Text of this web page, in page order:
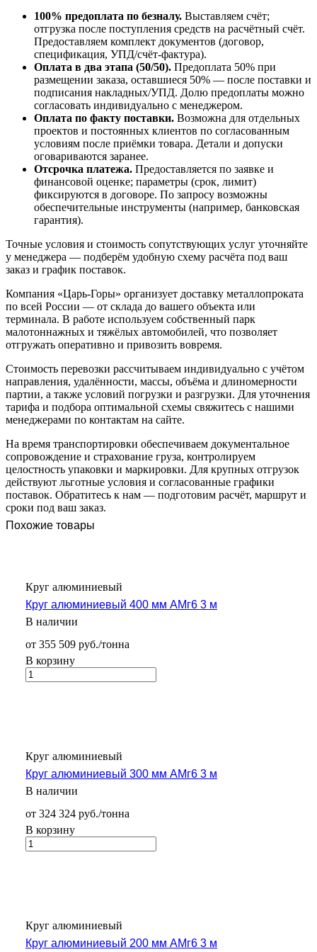
100% предоплата по безналу. Выставляем счёт;
отгрузка после поступления средств на расчётный счёт.
Предоставляем комплект документов (договор,
спецификация, УПД/счёт-фактура).
Оплата в два этапа (50/50). Предоплата 50% при
размещении заказа, оставшиеся 50% — после поставки и
подписания накладных/УПД. Долю предоплаты можно
согласовать индивидуально с менеджером.
Оплата по факту поставки. Возможна для отдельных
проектов и постоянных клиентов по согласованным
условиям после приёмки товара. Детали и допуски
оговариваются заранее.
Отсрочка платежа. Предоставляется по заявке и
финансовой оценке; параметры (срок, лимит)
фиксируются в договоре. По запросу возможны
обеспечительные инструменты (например, банковская
гарантия).
Точные условия и стоимость сопутствующих услуг уточняйте
у менеджера — подберём удобную схему расчёта под ваш
заказ и график поставок.
Компания «Царь-Горы» организует доставку металлопроката
по всей России — от склада до вашего объекта или
терминала. В работе используем собственный парк
малотоннажных и тяжёлых автомобилей, что позволяет
отгружать оперативно и привозить вовремя.
Стоимость перевозки рассчитываем индивидуально с учётом
направления, удалённости, массы, объёма и длиномерности
партии, а также условий погрузки и разгрузки. Для уточнения
тарифа и подбора оптимальной схемы свяжитесь с нашими
менеджерами по контактам на сайте.
На время транспортировки обеспечиваем документальное
сопровождение и страхование груза, контролируем
целостность упаковки и маркировки. Для крупных отгрузок
действуют льготные условия и согласованные графики
поставок. Обратитесь к нам — подготовим расчёт, маршрут и
сроки под ваш заказ.
Похожие товары
Круг алюминиевый
Круг алюминиевый 400 мм АМг6 3 м
В наличии
от 355 509 руб./тонна
В корзину
Круг алюминиевый
Круг алюминиевый 300 мм АМг6 3 м
В наличии
от 324 324 руб./тонна
В корзину
Круг алюминиевый
Круг алюминиевый 200 мм АМг6 3 м